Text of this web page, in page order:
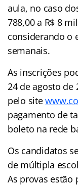
aula, no caso
788,00 a R$ 8
considerando o
semanais.
As inscrições
24 de agosto de
pelo site
pagamento de
boleto na rede
Os candidatos
de múltipla
As provas estão